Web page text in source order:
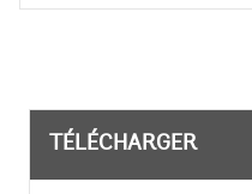
TÉLÉCHARGER